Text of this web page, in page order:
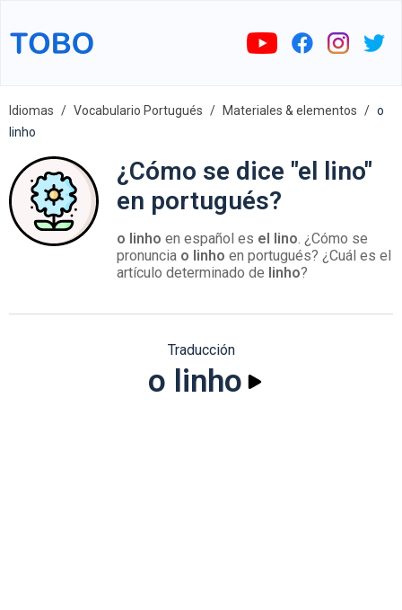
Idiomas Vocabulario Portugués Materiales & elementos
o
linho
¿Cómo se dice "el lino"
en portugués?
o linho en español es el lino. ¿Cómo se
pronuncia o linho en portugués? ¿Cuál es el
artículo determinado de linho?
Traducción
o linho